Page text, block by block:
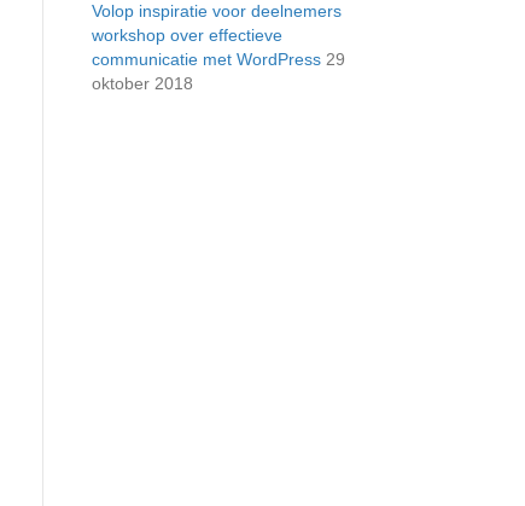
Volop inspiratie voor deelnemers
workshop over effectieve
communicatie met WordPress 29
oktober 2018